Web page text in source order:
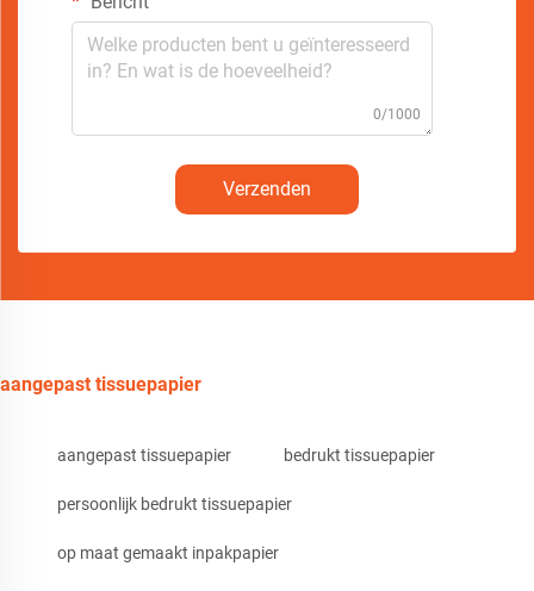
0/1000
Verzenden
aangepast tissuepapier
aangepast tissuepapier bedrukt tissuepapier
persoonlijk bedrukt tissuepapier
op maat gemaakt inpakpapier